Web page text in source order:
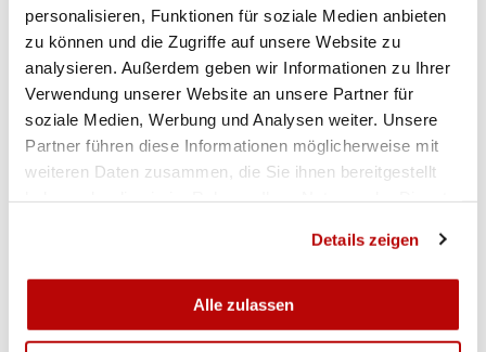
personalisieren, Funktionen für soziale Medien anbieten
zu können und die Zugriffe auf unsere Website zu
analysieren. Außerdem geben wir Informationen zu Ihrer
Verwendung unserer Website an unsere Partner für
soziale Medien, Werbung und Analysen weiter. Unsere
Partner führen diese Informationen möglicherweise mit
weiteren Daten zusammen, die Sie ihnen bereitgestellt
Details zeigen
Alle zulassen